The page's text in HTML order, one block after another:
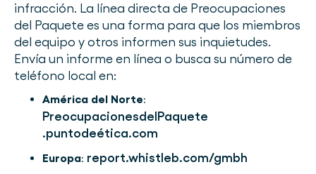
infracción. La línea directa de Preocupaciones
del Paquete es una forma para que los miembros
del equipo y otros informen sus inquietudes.
Envía un informe en línea o busca su número de
teléfono local en:
América del Norte:
PreocupacionesdelPaquete
.puntodeética.com
Europa: report.whistleb.com/gmbh